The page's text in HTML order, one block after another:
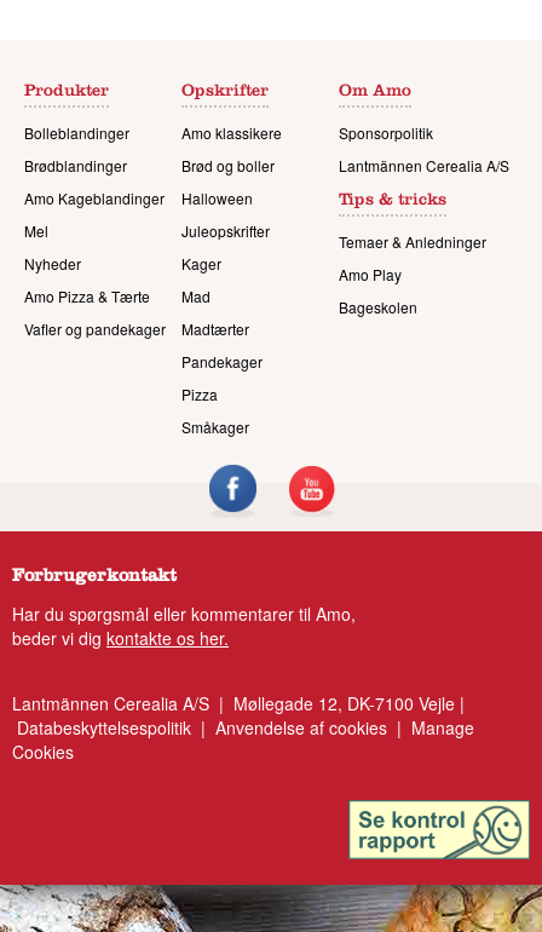
Produkter
Bolleblandinger
Brødblandinger
Amo Kageblandinger
Mel
Nyheder
Amo Pizza & Tærte
Vafler og pandekager
Opskrifter
Amo klassikere
Brød og boller
Halloween
Juleopskrifter
Kager
Mad
Madtærter
Pandekager
Pizza
Småkager
Om Amo
Sponsorpolitik
Lantmännen Cerealia A/S
Tips & tricks
Temaer & Anledninger
Amo Play
Bageskolen
Forbrugerkontakt
Har du spørgsmål eller kommentarer til Amo,
beder vi dig kontakte os her.
Lantmännen Cerealia A/S | Møllegade 12, DK-7100 Vejle |
Databeskyttelsespolitik | Anvendelse af cookies | Manage
Cookies